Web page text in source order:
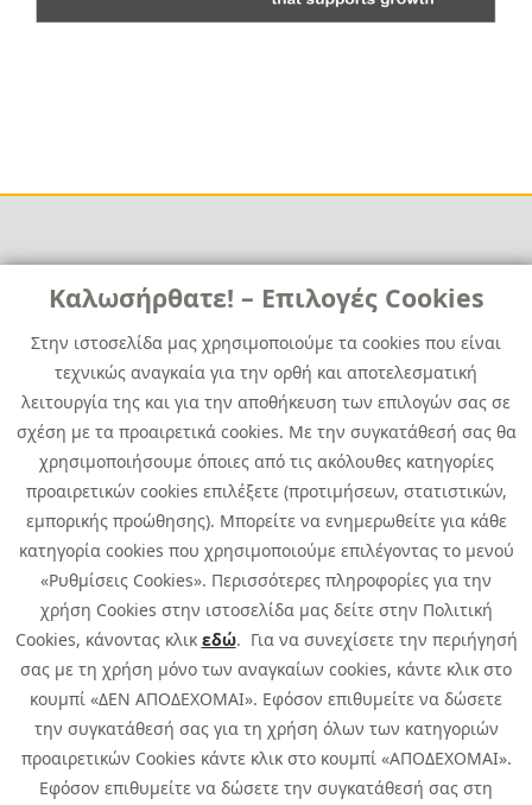
Καλωσήρθατε! – Επιλογές Cookies
Στην ιστοσελίδα μας χρησιμοποιούμε τα cookies που είναι
τεχνικώς αναγκαία για την ορθή και αποτελεσματική
λειτουργία της και για την αποθήκευση των επιλογών σας σε
σχέση με τα προαιρετικά cookies. Με την συγκατάθεσή σας θα
χρησιμοποιήσουμε όποιες από τις ακόλουθες κατηγορίες
προαιρετικών cookies επιλέξετε (προτιμήσεων, στατιστικών,
εμπορικής προώθησης). Μπορείτε να ενημερωθείτε για κάθε
κατηγορία cookies που χρησιμοποιούμε επιλέγοντας το μενού
«Ρυθμίσεις Cookies». Περισσότερες πληροφορίες για την
χρήση Cookies στην ιστοσελίδα μας δείτε στην Πολιτική
Cookies, κάνοντας κλικ εδώ. Για να συνεχίσετε την περιήγησή
σας με τη χρήση μόνο των αναγκαίων cookies, κάντε κλικ στο
κουμπί «ΔΕΝ ΑΠΟΔΕΧΟΜΑΙ». Εφόσον επιθυμείτε να δώσετε
την συγκατάθεσή σας για τη χρήση όλων των κατηγοριών
προαιρετικών Cookies κάντε κλικ στο κουμπί «ΑΠΟΔΕΧΟΜΑΙ».
Εφόσον επιθυμείτε να δώσετε την συγκατάθεσή σας στη
Χρήσιμα
News
Media Kit
Career
Quest Group